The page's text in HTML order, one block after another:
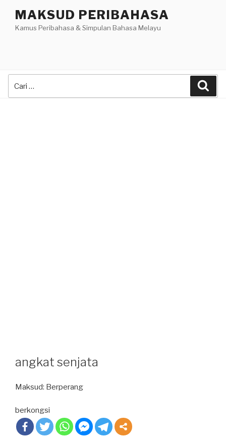
content
MAKSUD PERIBAHASA
Kamus Peribahasa & Simpulan Bahasa Melayu
angkat senjata
Maksud: Berperang
berkongsi